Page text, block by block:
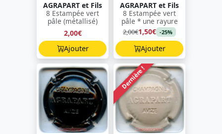
AGRAPART et Fils
8 Estampée vert
pâle (métallisé)
2,00€
Ajouter
AGRAPART et Fils
8 Estampée vert
pâle * une rayure
2,00€1,50€ -25%
Ajouter
Dernière !